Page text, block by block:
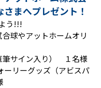
まへプレゼント！
う!!!
球やアットホームオリ
筆サイン入り） １名様
リーグッズ（アビスパ